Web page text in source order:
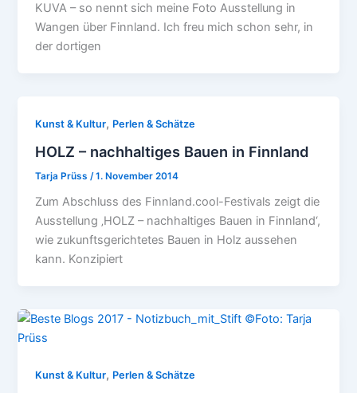
KUVA – so nennt sich meine Foto Ausstellung in
Wangen über Finnland. Ich freu mich schon sehr, in
der dortigen
Kunst & Kultur, Perlen & Schätze
HOLZ – nachhaltiges Bauen in Finnland
Tarja Prüss /1. November 2014
Zum Abschluss des Finnland.cool-Festivals zeigt die
Ausstellung ‚HOLZ – nachhaltiges Bauen in Finnland‘,
wie zukunftsgerichtetes Bauen in Holz aussehen
kann. Konzipiert
Kunst & Kultur, Perlen & Schätze